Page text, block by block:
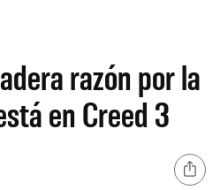
razón por la
en Creed 3